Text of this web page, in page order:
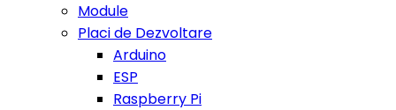
Module
Placi de Dezvoltare
Arduino
ESP
Raspberry Pi